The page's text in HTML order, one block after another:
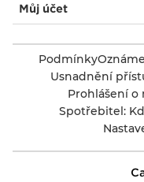
Můj účet
Podmínky
Usnadnění
Prohlášení
Spotřebitel: